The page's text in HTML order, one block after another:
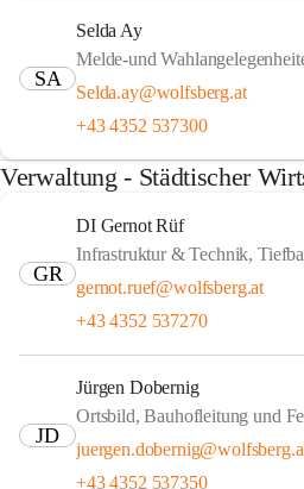
SA
Selda Ay
Melde-und
Selda.ay@wolfsberg.at
+43 4352 537300
Verwaltung - Städtischer
GR
DI Gernot Rüf
gernot.ruef@wolfsberg.at
+43 4352 537270
JD
Jürgen Dobernig
Ortsbild, Bauhofleitung und
+43 4352 537350